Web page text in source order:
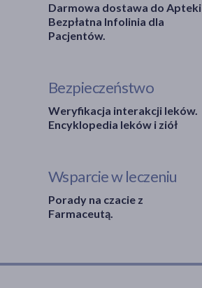
Darmowa dostawa do Apteki
Bezpłatna Infolinia dla
Pacjentów.
Bezpieczeństwo
Weryfikacja interakcji leków.
Encyklopedia leków i ziół
Wsparcie w leczeniu
Porady na czacie z
Farmaceutą.